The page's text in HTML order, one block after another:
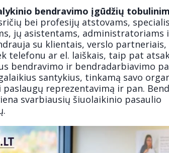
bendravimo įgūdžių
bei profesijų atstovams,
jų asistentams, administratoriams
su klientais, verslo partneriais,
telefonu ar el. laiškais, taip pat
bendravimo ir bendradarbiavimo
santykius, tinkamą savo
reprezentavimą ir pan.
svarbiausių šiuolaikinio pasaulio